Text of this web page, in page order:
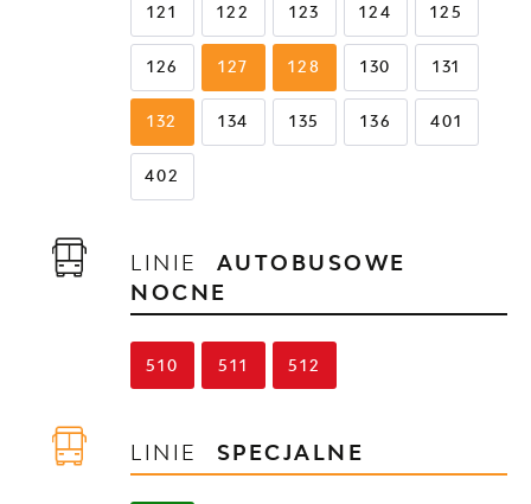
121 122 123 124 125
126 127 128 130 131
132 134 135 136 401
402
LINIE AUTOBUSOWE
NOCNE
510 511 512
LINIE SPECJALNE